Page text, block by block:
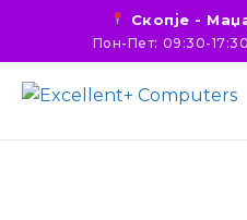
Скопје -
Пон-Пет: 09:30-